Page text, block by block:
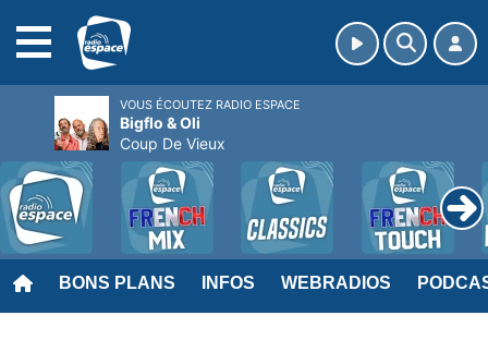
BONS PLANS INFOS WEBRADIOS
VOUS ÉCOUTEZ RADIO ESPACE
Bigflo & Oli
Coup De Vieux